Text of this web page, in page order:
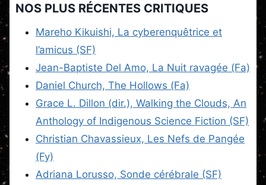
NOS PLUS RÉCENTES CRITIQUES
Mareho Kikuishi, La cyberenquêtrice et
l’amicus (SF)
Jean-Baptiste Del Amo, La Nuit ravagée (Fa)
Daniel Church, The Hollows (Fa)
Grace L. Dillon (dir.), Walking the Clouds, An
Anthology of Indigenous Science Fiction (SF)
Christian Chavassieux, Les Nefs de Pangée
(Fy)
Adriana Lorusso, Sonde cérébrale (SF)